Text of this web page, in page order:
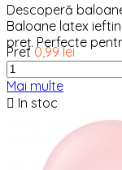
Descoperă
Baloane latex
preț. Perfecte
Pret 0,99 lei
Mai multe
 In stoc